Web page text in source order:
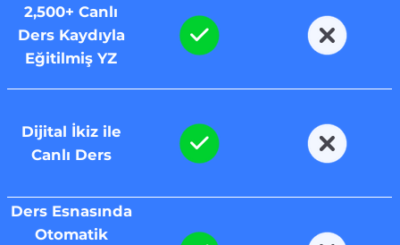
2,500+ Canlı
Ders Kaydıyla
Eğitilmiş YZ
Dijital İkiz ile
Canlı Ders
Ders Esnasında
Otomatik